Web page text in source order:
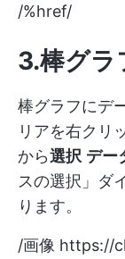
/%href/
3.棒グラ
棒グラフにデ
リアを右クリ
から選択 デー
スの選択」ダ
ります。
/画像 https://